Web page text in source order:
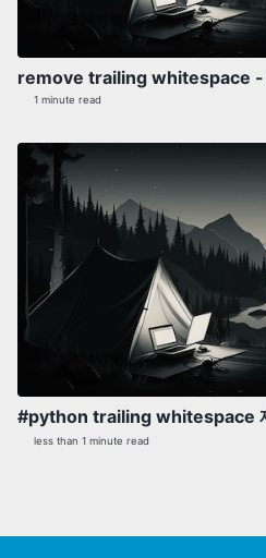
remove trailing whitespace
1 minute read
#python trailing whitespace
less than 1 minute read